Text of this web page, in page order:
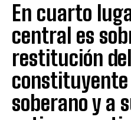
En cuarto
central es
restitución
constituyente
soberano y a